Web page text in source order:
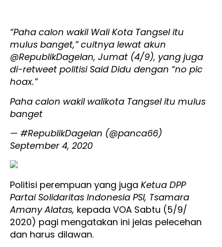
“Paha calon wakil Wali Kota Tangsel itu
mulus banget,” cuitnya lewat akun
@RepublikDagelan, Jumat (4/9), yang juga
di-retweet politisi Said Didu dengan “no pic
hoax.”
Paha calon wakil walikota Tangsel itu mulus
banget
— #RepublikDagelan (@panca66)
September 4, 2020
Politisi perempuan yang juga Ketua DPP
Partai Solidaritas Indonesia PSI, Tsamara
Amany Alatas, kepada VOA Sabtu (5/9/
2020) pagi mengatakan ini jelas pelecehan
dan harus dilawan.